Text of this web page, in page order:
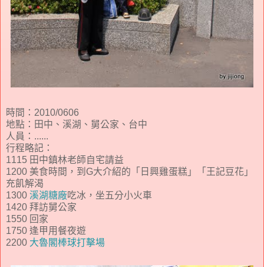
時間：2010/0606
地點：田中、溪湖、舅公家、台中
人員：......
行程略記：
1115 田中鎮林老師自宅請益
1200 美食時間，到G大介紹的「日興雞蛋糕」「王記豆花」
充飢解渴
1300 溪湖糖廠吃冰，坐五分小火車
1420 拜訪舅公家
1550 回家
1750 逢甲用餐夜遊
2200 大魯閣棒球打擊場